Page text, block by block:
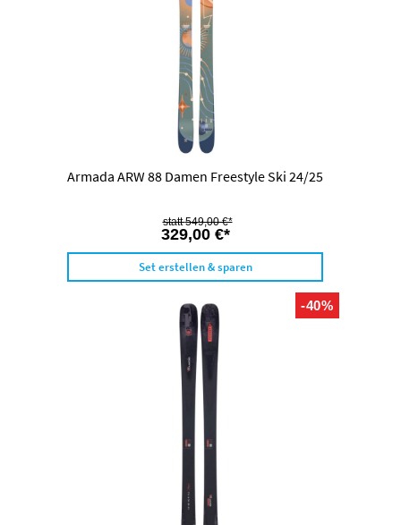
Armada ARW 88 Damen Freestyle Ski 24/25
329,00 €*
549,00 €*
Set erstellen & sparen
-40%